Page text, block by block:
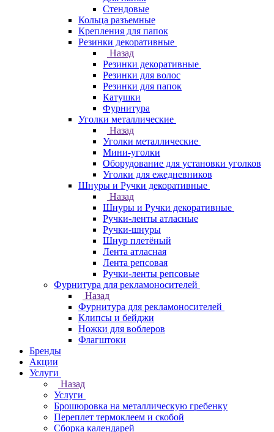
Стендовые
Кольца разъемные
Крепления для папок
Резинки декоративные
Назад
Резинки декоративные
Резинки для волос
Резинки для папок
Катушки
Фурнитура
Уголки металлические
Назад
Уголки металлические
Мини-уголки
Оборудование для установки уголков
Уголки для ежедневников
Шнуры и Ручки декоративные
Назад
Шнуры и Ручки декоративные
Ручки-ленты атласные
Ручки-шнуры
Шнур плетёный
Лента атласная
Лента репсовая
Ручки-ленты репсовые
Фурнитура для рекламоносителей
Назад
Фурнитура для рекламоносителей
Клипсы и бeйджи
Ножки для воблеров
Флагштоки
Бренды
Акции
Услуги
Назад
Услуги
Брошюровка на металлическую гребенку
Переплет термоклеем и скобой
Сборка календарей